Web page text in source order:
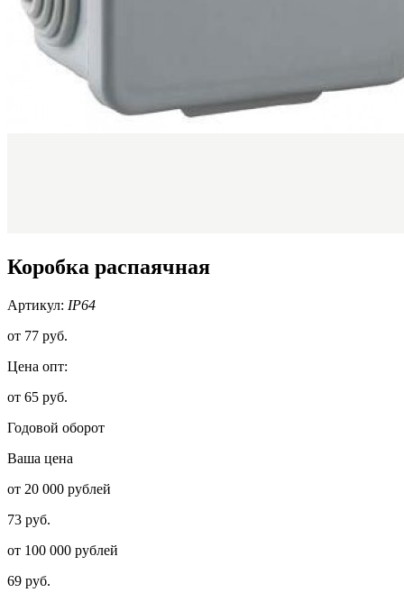
Коробка распаячная
Артикул: IP64
от 77 руб.
Цена опт:
от 65 руб.
Годовой оборот
Ваша цена
от 20 000 рублей
73 руб.
от 100 000 рублей
69 руб.